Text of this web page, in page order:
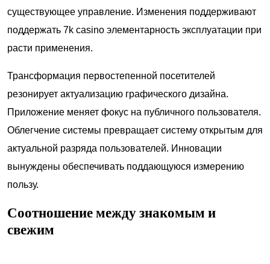
существующее управление. Изменения поддерживают
поддержать 7k casino элементарность эксплуатации при
расти применения.
Трансформация первостепенной посетителей
резонирует актуализацию графического дизайна.
Приложение меняет фокус на публичного пользователя.
Облегчение системы превращает систему открытым для
актуальной разряда пользователей. Инновации
вынуждены обеспечивать поддающуюся измерению
пользу.
Соотношение между знакомым и
свежим